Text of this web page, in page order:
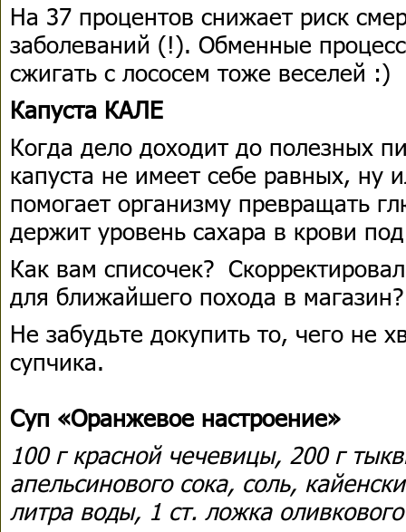
На 37 процентов снижает риск
заболеваний (!). Обменные
сжигать с лососем тоже веселей :)
Капуста КАЛЕ
Когда дело доходит до полезных
капуста не имеет себе равных,
помогает организму превращать
держит уровень сахара в крови
Как вам списочек?
для ближайшего похода в магазин?
Не забудьте докупить то, чего не
супчика.
Суп «Оранжевое настроение»
100 г красной чечевицы, 200 г
апельсинового сока, соль,
литра воды, 1 ст. ложка